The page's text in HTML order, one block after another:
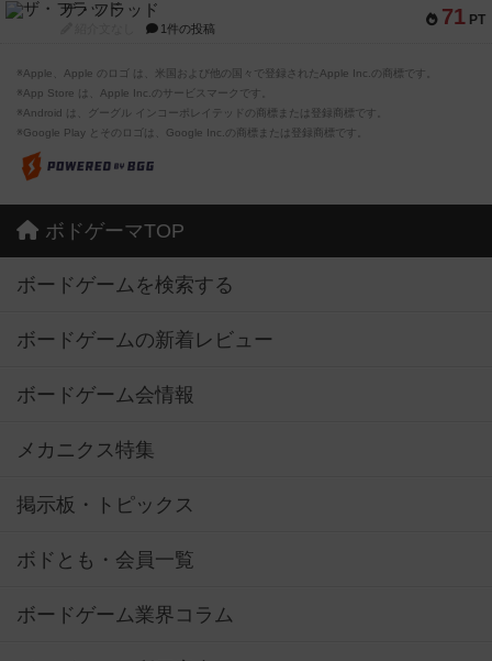
71 PT
ザ・フラッド
1件の投稿
※Apple、Apple のロゴ は、米国および他の国々で登録されたApple Inc.の商標です。
※App Store は、Apple Inc.のサービスマークです。
※Android は、グーグル インコーポレイテッドの商標または登録商標です。
※Google Play とそのロゴは、Google Inc.の商標または登録商標です。
ボドゲーマTOP
ボードゲームを検索する
ボードゲームの新着レビュー
ボードゲーム会情報
メカニクス特集
掲示板・トピックス
ボドとも・会員一覧
ボードゲーム業界コラム